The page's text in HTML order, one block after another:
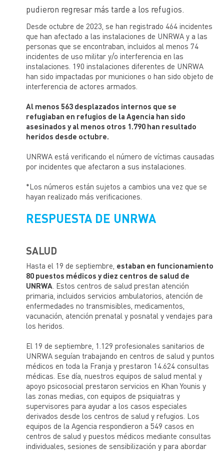
pudieron regresar más tarde a los refugios.
Desde octubre de 2023, se han registrado 464 incidentes
que han afectado a las instalaciones de UNRWA y a las
personas que se encontraban, incluidos al menos 74
incidentes de uso militar y/o interferencia en las
instalaciones. 190 instalaciones diferentes de UNRWA
han sido impactadas por municiones o han sido objeto de
interferencia de actores armados
Al menos 563 desplazados internos que se
refugiaban en refugios de la Agencia han sido
asesinados y al menos otros 1.790 han resultado
heridos desde octubre.
UNRWA está verificando el número de víctimas causadas
por incidentes que afectaron a sus instalaciones.
*Los números están sujetos a cambios una vez que se
hayan realizado más verificaciones.
RESPUESTA DE UNRWA
SALUD
Hasta el 19 de septiembre, estaban en funcionamiento
80 puestos médicos y diez centros de salud de
UNRWA . Estos centros de salud prestan atención
primaria, incluidos servicios ambulatorios, atención de
enfermedades no transmisibles, medicamentos,
vacunación, atención prenatal y posnatal y vendajes para
los heridos.
El 19 de septiembre, 1.129 profesionales sanitarios de
UNRWA seguían trabajando en centros de salud y puntos
médicos en toda la Franja y prestaron 14.624 consultas
médicas. Ese día, nuestros equipos de salud mental y
apoyo psicosocial prestaron servicios en Khan Younis y
las zonas medias, con equipos de psiquiatras y
supervisores para ayudar a los casos especiales
derivados desde los centros de salud y refugios. Los
equipos de la Agencia respondieron a 549 casos en
centros de salud y puestos médicos mediante consultas
individuales, sesiones de sensibilización y para abordar